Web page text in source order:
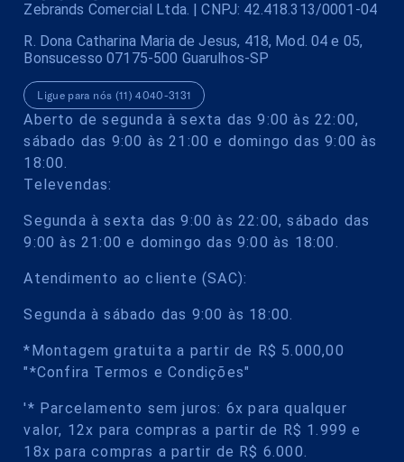
Zebrands Comercial Ltda. | CNPJ: 42.418.313/0001-04
R. Dona Catharina Maria de Jesus, 418, Mod. 04 e 05,
Bonsucesso 07175-500 Guarulhos-SP
Ligue para nós (11) 4040-3131
Aberto de segunda à sexta das 9:00 às 22:00,
sábado das 9:00 às 21:00 e domingo das 9:00 às
18:00.
Televendas:
Segunda à sexta das 9:00 às 22:00, sábado das
9:00 às 21:00 e domingo das 9:00 às 18:00.
Atendimento ao cliente (SAC):
Segunda à sábado das 9:00 às 18:00.
*Montagem gratuita a partir de R$ 5.000,00
"*Confira Termos e Condições"
'* Parcelamento sem juros: 6x para qualquer
valor, 12x para compras a partir de R$ 1.999 e
18x para compras a partir de R$ 6.000.